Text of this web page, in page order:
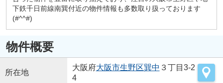
下鉄千日前線南巽付近の物件情報も多数取り扱っております
(#^^#)
物件概要
所在地
大阪府大阪市生野区巽中 ３丁目3-2
4